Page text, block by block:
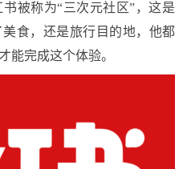
被称为“三次元社区”，这是
食，还是旅行目的地，他都
能完成这个体验。